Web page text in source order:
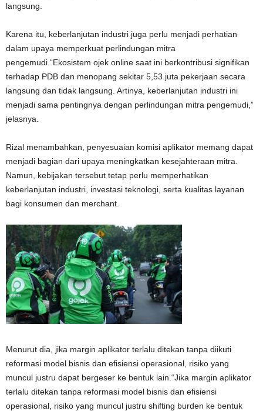
langsung.
Karena itu, keberlanjutan industri juga perlu menjadi perhatian
dalam upaya memperkuat perlindungan mitra
pengemudi.“Ekosistem ojek online saat ini berkontribusi signifikan
terhadap PDB dan menopang sekitar 5,53 juta pekerjaan secara
langsung dan tidak langsung. Artinya, keberlanjutan industri ini
menjadi sama pentingnya dengan perlindungan mitra pengemudi,”
jelasnya.
Rizal menambahkan, penyesuaian komisi aplikator memang dapat
menjadi bagian dari upaya meningkatkan kesejahteraan mitra.
Namun, kebijakan tersebut tetap perlu memperhatikan
keberlanjutan industri, investasi teknologi, serta kualitas layanan
bagi konsumen dan merchant.
Menurut dia, jika margin aplikator terlalu ditekan tanpa diikuti
reformasi model bisnis dan efisiensi operasional, risiko yang
muncul justru dapat bergeser ke bentuk lain.“Jika margin aplikator
terlalu ditekan tanpa reformasi model bisnis dan efisiensi
operasional, risiko yang muncul justru shifting burden ke bentuk